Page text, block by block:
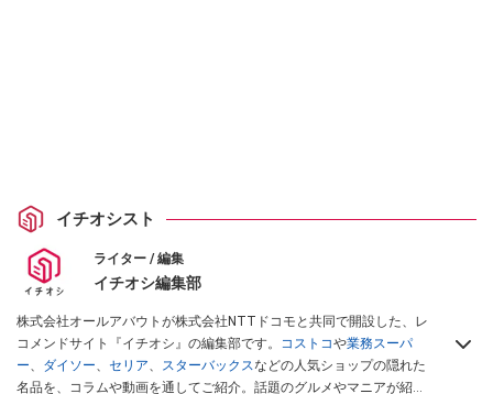
イチオシスト
ライター / 編集
イチオシ編集部
株式会社オールアバウトが株式会社NTTドコモと共同で開設した、レ
コメンドサイト『イチオシ』の編集部です。 コストコや業務スーパ
ー、 ダイソー、 セリア、 スターバックスなどの人気ショップの隠れた
名品を、コラムや動画を通してご紹介。話題のグルメやマニアが紹介